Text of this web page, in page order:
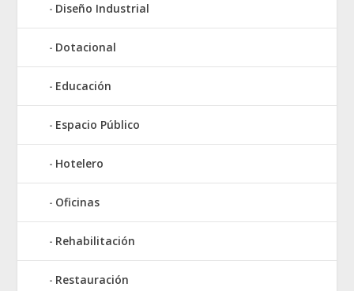
Diseño Industrial
Dotacional
Educación
Espacio Público
Hotelero
Oficinas
Rehabilitación
Restauración